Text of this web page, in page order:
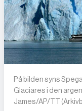
På bilden syns
Glaciares i den
James/AP/TT